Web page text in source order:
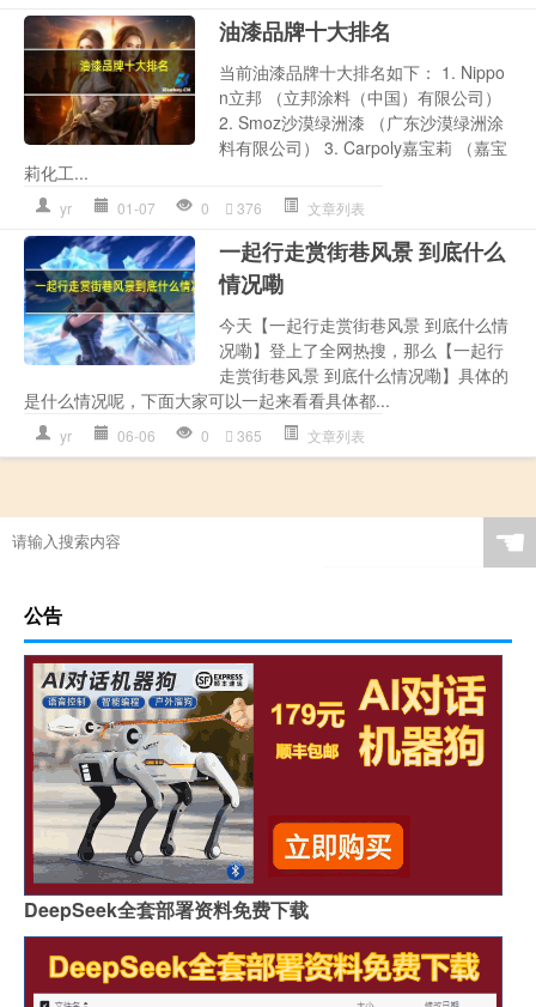
油漆品牌十大排名
当前油漆品牌十大排名如下： 1. Nippo
n立邦 （立邦涂料（中国）有限公司）
2. Smoz沙漠绿洲漆 （广东沙漠绿洲涂
料有限公司） 3. Carpoly嘉宝莉 （嘉宝
莉化工...
yr 01-07 0 376 文章列表
一起行走赏街巷风景 到底什么
情况嘞
今天【一起行走赏街巷风景 到底什么情
况嘞】登上了全网热搜，那么【一起行
走赏街巷风景 到底什么情况嘞】具体的
是什么情况呢，下面大家可以一起来看看具体都...
yr 06-06 0 365 文章列表
☚
公告
DeepSeek全套部署资料免费下载